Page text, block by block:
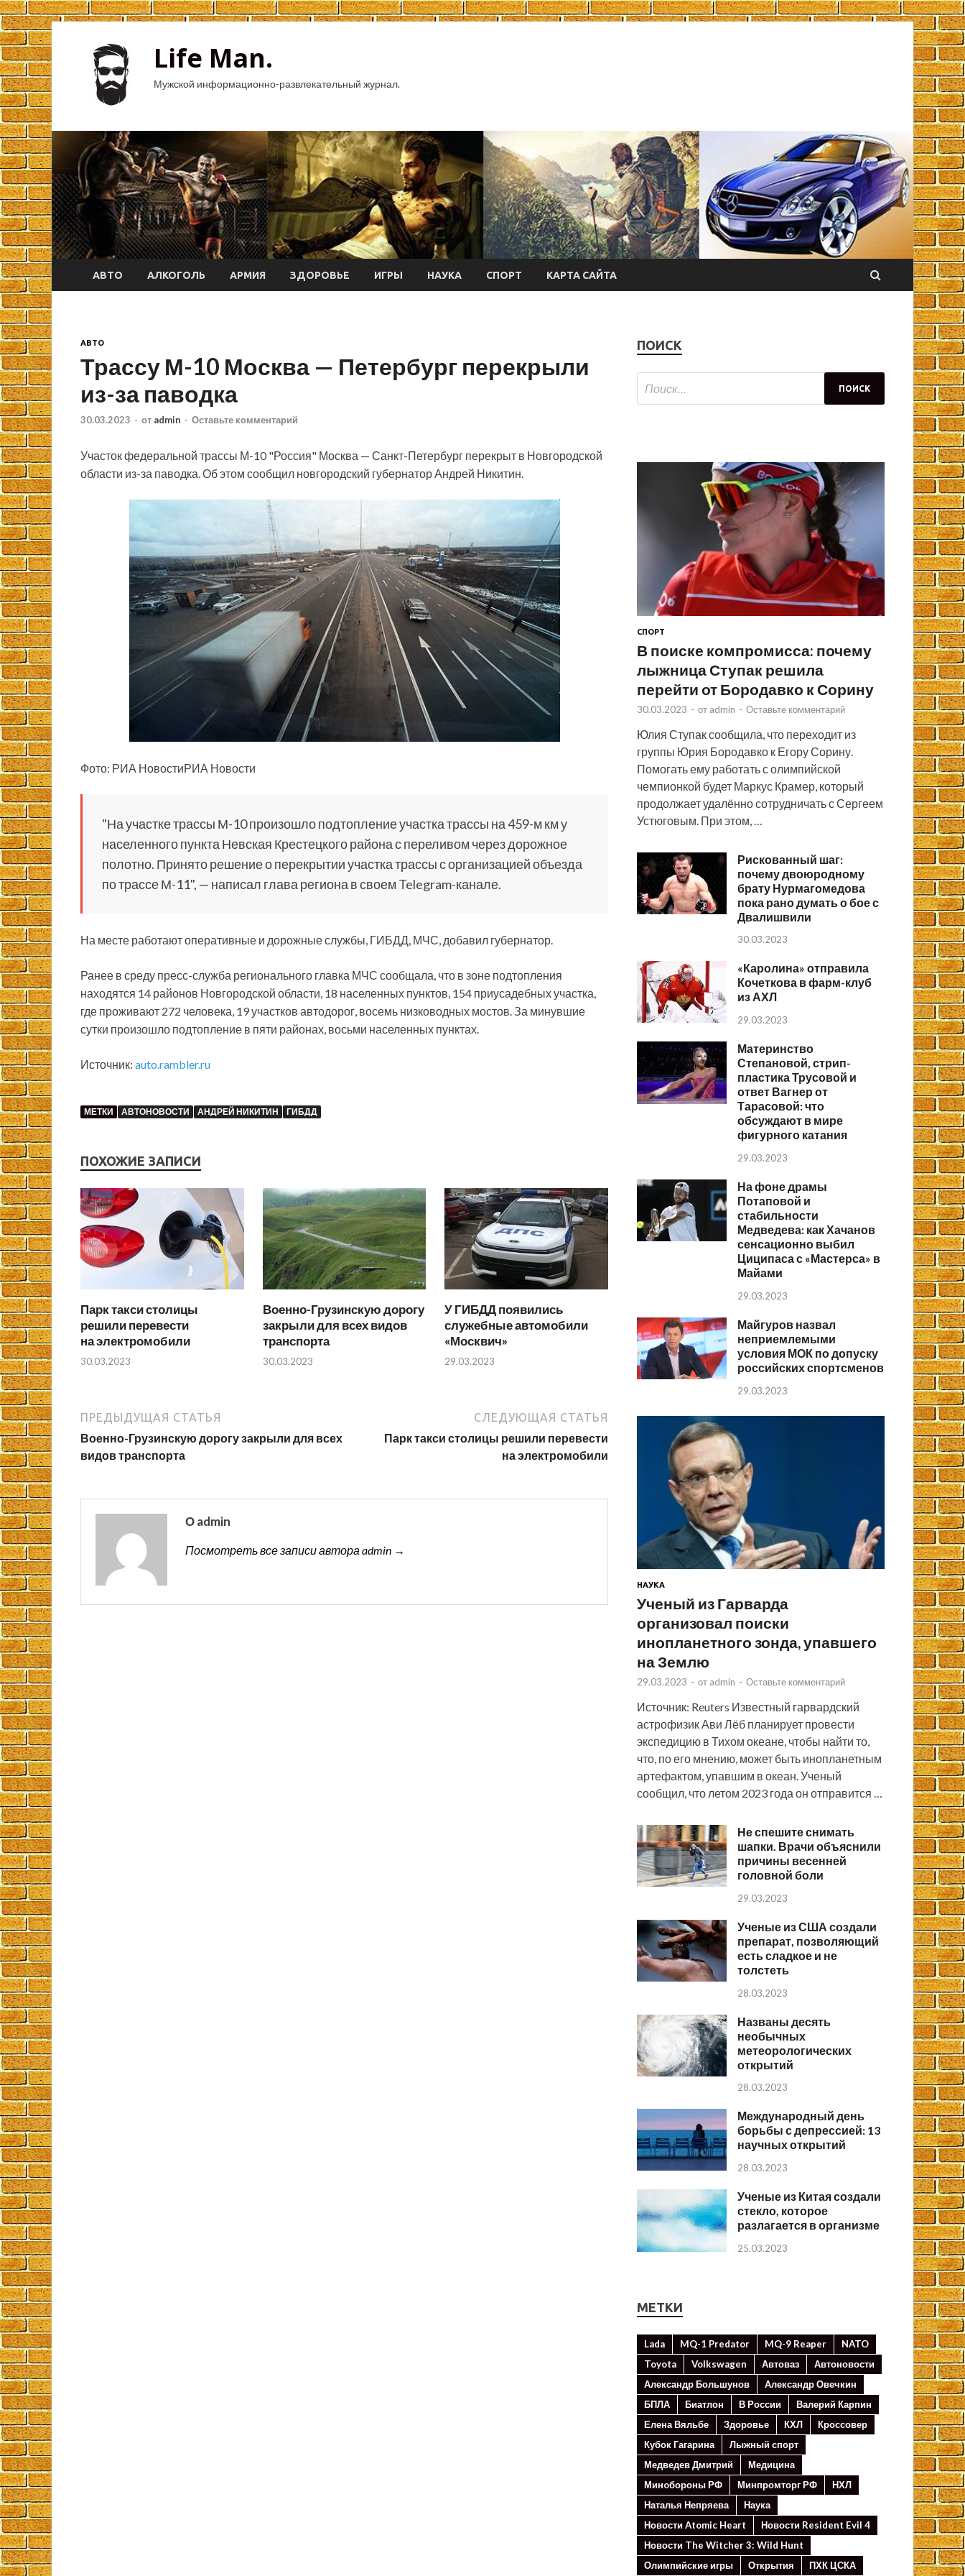
Life Man.
Мужской информационно-развлекательный журнал.
АВТО АЛКОГОЛЬ АРМИЯ ЗДОРОВЬЕ ИГРЫ НАУКА СПОРТ КАРТА САЙТА
АВТО
Трассу М-10 Москва — Петербург перекрыли
из-за паводка
30.03.2023 - от admin - Оставьте комментарий
Участок федеральной трассы М-10 "Россия" Москва — Санкт-Петербург перекрыт в Новгородской
области из-за паводка. Об этом сообщил новгородский губернатор Андрей Никитин.
Фото: РИА НовостиРИА Новости
"На участке трассы М-10 произошло подтопление участка трассы на 459-м км у
населенного пункта Невская Крестецкого района с переливом через дорожное
полотно. Принято решение о перекрытии участка трассы с организацией объезда
по трассе М-11", — написал глава региона в своем Telegram-канале.
На месте работают оперативные и дорожные службы, ГИБДД, МЧС, добавил губернатор.
Ранее в среду пресс-служба регионального главка МЧС сообщала, что в зоне подтопления
находятся 14 районов Новгородской области, 18 населенных пунктов, 154 приусадебных участка,
где проживают 272 человека, 19 участков автодорог, восемь низководных мостов. За минувшие
сутки произошло подтопление в пяти районах, восьми населенных пунктах.
Источник: auto.rambler.ru
МЕТКИ АВТОНОВОСТИ АНДРЕЙ НИКИТИН ГИБДД
ПОХОЖИЕ ЗАПИСИ
Парк такси столицы
решили перевести
на электромобили
30.03.2023
Военно-Грузинскую дорогу
закрыли для всех видов
транспорта
30.03.2023
У ГИБДД появились
служебные автомобили
«Москвич»
29.03.2023
ПРЕДЫДУЩАЯ СТАТЬЯ
Военно-Грузинскую дорогу закрыли для всех
видов транспорта
СЛЕДУЮЩАЯ СТАТЬЯ
Парк такси столицы решили перевести
на электромобили
О admin
Посмотреть все записи автора admin →
ПОИСК
СПОРТ
В поиске компромисса: почему
лыжница Ступак решила
перейти от Бородавко к Сорину
30.03.2023 - от admin - Оставьте комментарий
Юлия Ступак сообщила, что переходит из
группы Юрия Бородавко к Егору Сорину.
Помогать ему работать с олимпийской
чемпионкой будет Маркус Крамер, который
продолжает удалённо сотрудничать с Сергеем
Устюговым. При этом, …
Рискованный шаг:
почему двоюродному
брату Нурмагомедова
пока рано думать о бое с
Двалишвили
30.03.2023
«Каролина» отправила
Кочеткова в фарм-клуб
из АХЛ
29.03.2023
Материнство
Степановой, стрип-
пластика Трусовой и
ответ Вагнер от
Тарасовой: что
обсуждают в мире
фигурного катания
29.03.2023
На фоне драмы
Потаповой и
стабильности
Медведева: как Хачанов
сенсационно выбил
Циципаса с «Мастерса» в
Майами
29.03.2023
Майгуров назвал
неприемлемыми
условия МОК по допуску
российских спортсменов
29.03.2023
НАУКА
Ученый из Гарварда
организовал поиски
инопланетного зонда, упавшего
на Землю
29.03.2023 - от admin - Оставьте комментарий
Источник: Reuters Известный гарвардский
астрофизик Ави Лёб планирует провести
экспедицию в Тихом океане, чтобы найти то,
что, по его мнению, может быть инопланетным
артефактом, упавшим в океан. Ученый
сообщил, что летом 2023 года он отправится …
Не спешите снимать
шапки. Врачи объяснили
причины весенней
головной боли
29.03.2023
Ученые из США создали
препарат, позволяющий
есть сладкое и не
толстеть
28.03.2023
Названы десять
необычных
метеорологических
открытий
28.03.2023
Международный день
борьбы с депрессией: 13
научных открытий
28.03.2023
Ученые из Китая создали
стекло, которое
разлагается в организме
25.03.2023
МЕТКИ
Lada MQ-1 Predator MQ-9 Reaper
NATO
Toyota
Volkswagen Автоваз
Автоновости
Александр Большунов
Александр Овечкин
БПЛА
Биатлон В России
Валерий Карпин
Елена Вяльбе
Здоровье КХЛ
Кроссовер
Кубок Гагарина
Лыжный спорт
Медведев Дмитрий
Медицина
Минoбороны РФ
Минпромторг РФ
НХЛ
Наталья Непряева
Наука
Новости Atomic Heart
Новости Resident Evil 4
Новости The Witcher 3: Wild Hunt
Олимпийские игры
Открытия ПХК ЦСКА